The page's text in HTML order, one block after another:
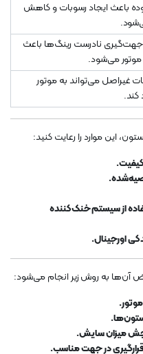
باعث ایجاد رسوبات و کاهش
نادرست رینگ‌ها باعث
می‌شود.
غیراصل می‌تواند به موتور
این موارد را رعایت کنید:
از سیستم خنک‌کننده
اورجینال.
آن‌ها به روش زیر انجام می‌شود:
میزان سایش.
در جهت مناسب.